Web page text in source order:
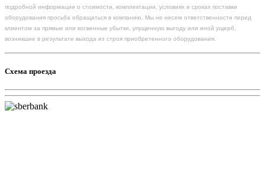
подробной информации о стоимости, комплектации, условиях и сроках поставки
оборудования просьба обращаться в компанию. Мы не несем ответственности перед
клиентом за прямые или косвенные убытки, упущенную выгоду или иной ущерб,
возникшие в результате выхода из строя приобретенного оборудования.
Схема проезда